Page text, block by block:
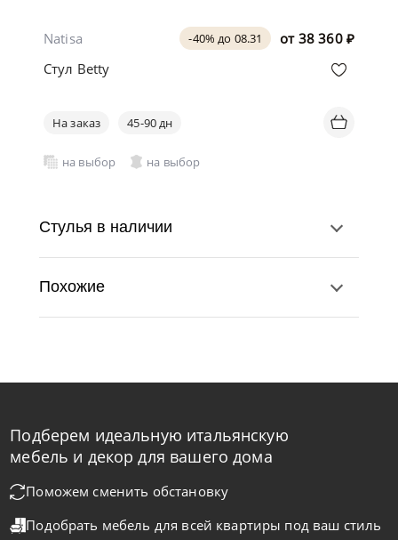
от 38 360 ₽
-40% до 08.31
Natisa
Стул Betty
На заказ 45-90 дн
на выбор на выбор
по запросу
-40% до 08.31
Natisa
На заказ 45-90 дн
Стулья в наличии
Похожие
Подберем идеальную итальянскую
мебель и декор для вашего дома
Поможем сменить обстановку
Подобрать мебель для всей квартиры под ваш стиль